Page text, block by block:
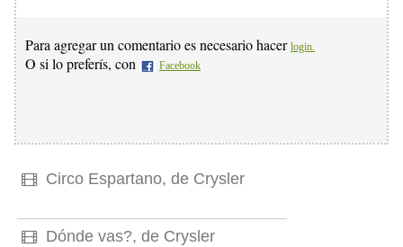
Para agregar un comentario es necesario hacer login.
O si lo preferís, con Facebook
Circo Espartano, de Crysler
Dónde vas?, de Crysler